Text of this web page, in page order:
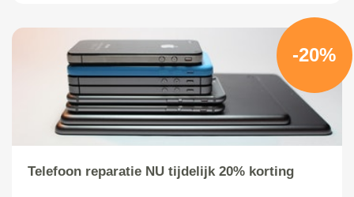
-20%
Telefoon reparatie NU tijdelijk 20% korting